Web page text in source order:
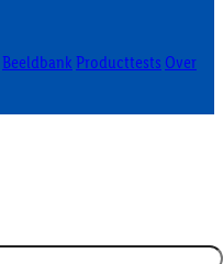
Beeldbank Producttests Over